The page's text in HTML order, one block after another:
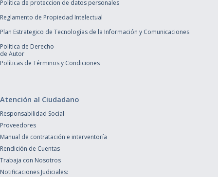
Política de proteccion de datos personales
Reglamento de Propiedad Intelectual
Plan Estrategico de Tecnologías de la Información y Comunicaciones
Política de Derecho
de Autor
Políticas de Términos y Condiciones
Atención al Ciudadano
Responsabilidad Social
Proveedores
Manual de contratación e interventoría
Rendición de Cuentas
Trabaja con Nosotros
Notificaciones Judiciales: